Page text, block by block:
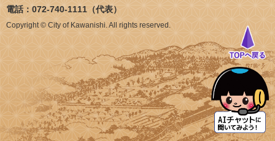
電話：072-740-1111（代表）
Copyright © City of Kawanishi. All rights reserved.